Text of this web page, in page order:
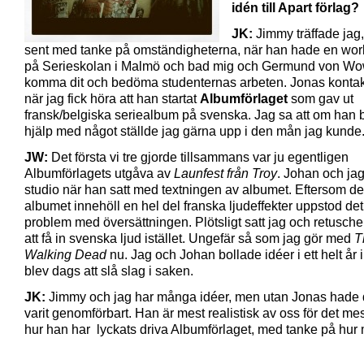
idén till Apart förlag?
JK: Jimmy träffade
sent med tanke på omständigheterna, när han hade en
på Serieskolan i Malmö och bad mig och Germund von
komma dit och bedöma studenternas arbeten. Jonas
när jag fick höra att han startatAlbumförlaget som gav ut
fransk/belgiska seriealbum på svenska. Jag sa att om han
hjälp med något ställde jag gärna upp i den mån jag kunde.
JW: Det första vi tre gjorde tillsammans var ju egentligen
Albumförlagets utgåva av Launfest från Troy. Johan och
studio när han satt med textningen av albumet. Eftersom
albumet innehöll en hel del franska ljudeffekter uppstod
problem med översättningen. Plötsligt satt jag och
att få in svenska ljud istället. Ungefär så som jag gör med
Walking Deadnu. Jag och Johan bollade idéer i ett helt år
blev dags att slå slag i saken.
JK: Jimmy och jag har många idéer, men utan Jonas hade
varit genomförbart. Han är mest realistisk av oss för det
hur han har lyckats driva Albumförlaget, med tanke på hur